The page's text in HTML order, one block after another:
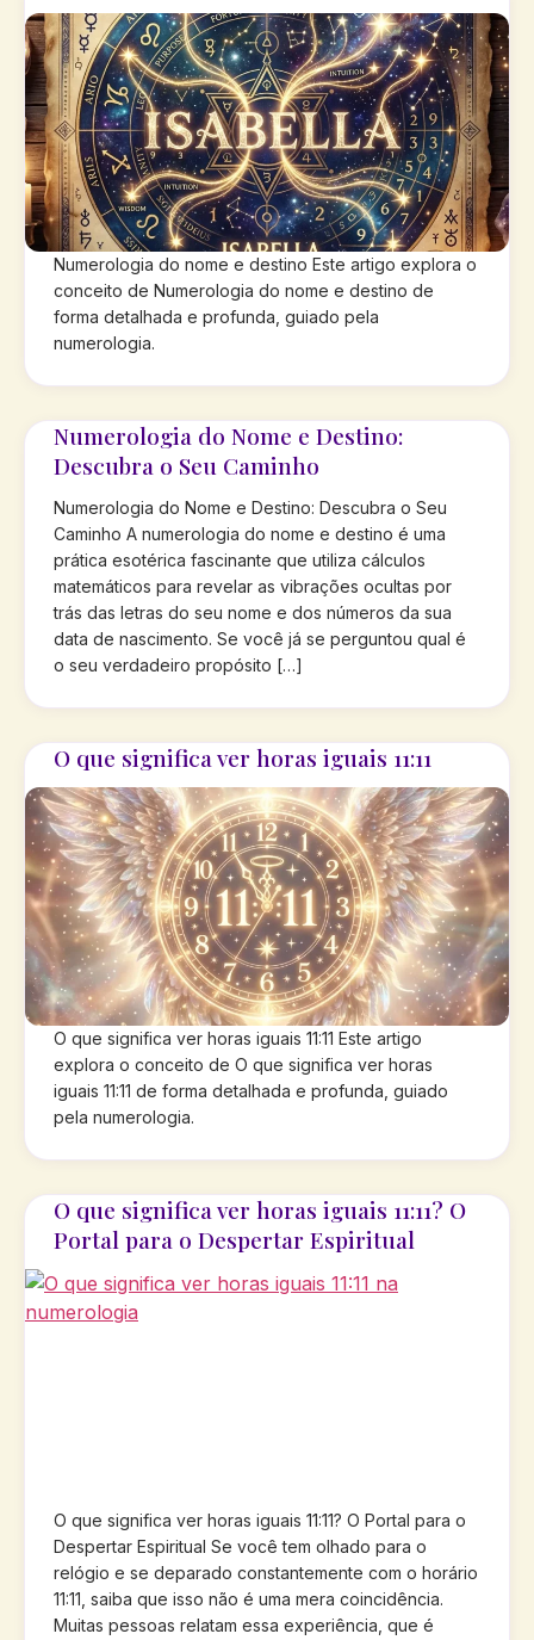
Numerologia do nome e destino Este artigo explora o
conceito de Numerologia do nome e destino de
forma detalhada e profunda, guiado pela
numerologia.
Numerologia do Nome e Destino:
Descubra o Seu Caminho
Numerologia do Nome e Destino: Descubra o Seu
Caminho A numerologia do nome e destino é uma
prática esotérica fascinante que utiliza cálculos
matemáticos para revelar as vibrações ocultas por
trás das letras do seu nome e dos números da sua
data de nascimento. Se você já se perguntou qual é
o seu verdadeiro propósito […]
O que significa ver horas iguais 11:11
O que significa ver horas iguais 11:11 Este artigo
explora o conceito de O que significa ver horas
iguais 11:11 de forma detalhada e profunda, guiado
pela numerologia.
O que significa ver horas iguais 11:11? O
Portal para o Despertar Espiritual
O que significa ver horas iguais 11:11? O Portal para o
Despertar Espiritual Se você tem olhado para o
relógio e se deparado constantemente com o horário
11:11, saiba que isso não é uma mera coincidência.
Muitas pessoas relatam essa experiência, que é